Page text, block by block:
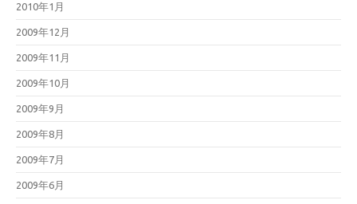
2010年1月
2009年12月
2009年11月
2009年10月
2009年9月
2009年8月
2009年7月
2009年6月